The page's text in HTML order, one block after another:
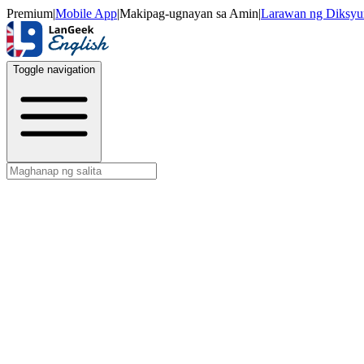
Premium|Mobile App|Makipag-ugnayan sa Amin|Larawan ng
Toggle navigation